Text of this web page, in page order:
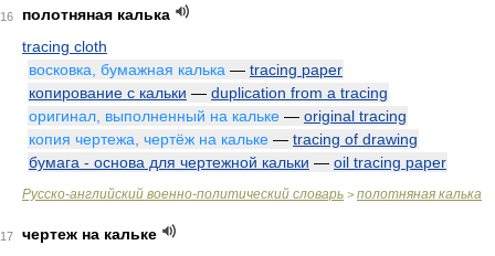
16
полотняная калька
tracing cloth
восковка, бумажная калька — tracing paper
копирование с кальки — duplication from a tracing
оригинал, выполненный на кальке — original tracing
копия чертежа, чертёж на кальке — tracing of drawing
бумага - основа для чертежной кальки — oil tracing paper
Русско-английский военно-политический словарь > полотняная калька
17
чертеж на кальке